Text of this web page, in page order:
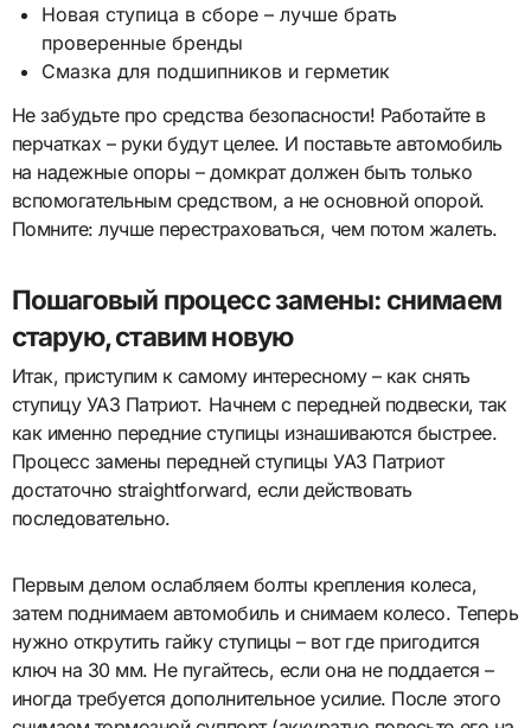
Новая ступица в сборе – лучше брать
проверенные бренды
Смазка для подшипников и герметик
Не забудьте про средства безопасности! Работайте в
перчатках – руки будут целее. И поставьте автомобиль
на надежные опоры – домкрат должен быть только
вспомогательным средством, а не основной опорой.
Помните: лучше перестраховаться, чем потом жалеть.
Пошаговый процесс замены: снимаем
старую, ставим новую
Итак, приступим к самому интересному – как снять
ступицу УАЗ Патриот. Начнем с передней подвески, так
как именно передние ступицы изнашиваются быстрее.
Процесс замены передней ступицы УАЗ Патриот
достаточно straightforward, если действовать
последовательно.
Первым делом ослабляем болты крепления колеса,
затем поднимаем автомобиль и снимаем колесо. Теперь
нужно открутить гайку ступицы – вот где пригодится
ключ на 30 мм. Не пугайтесь, если она не поддается –
иногда требуется дополнительное усилие. После этого